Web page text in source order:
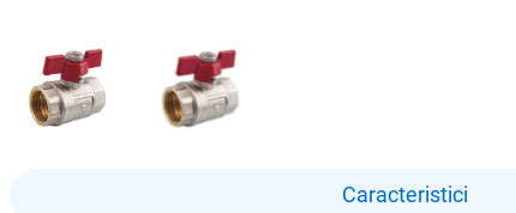
Caracteristici